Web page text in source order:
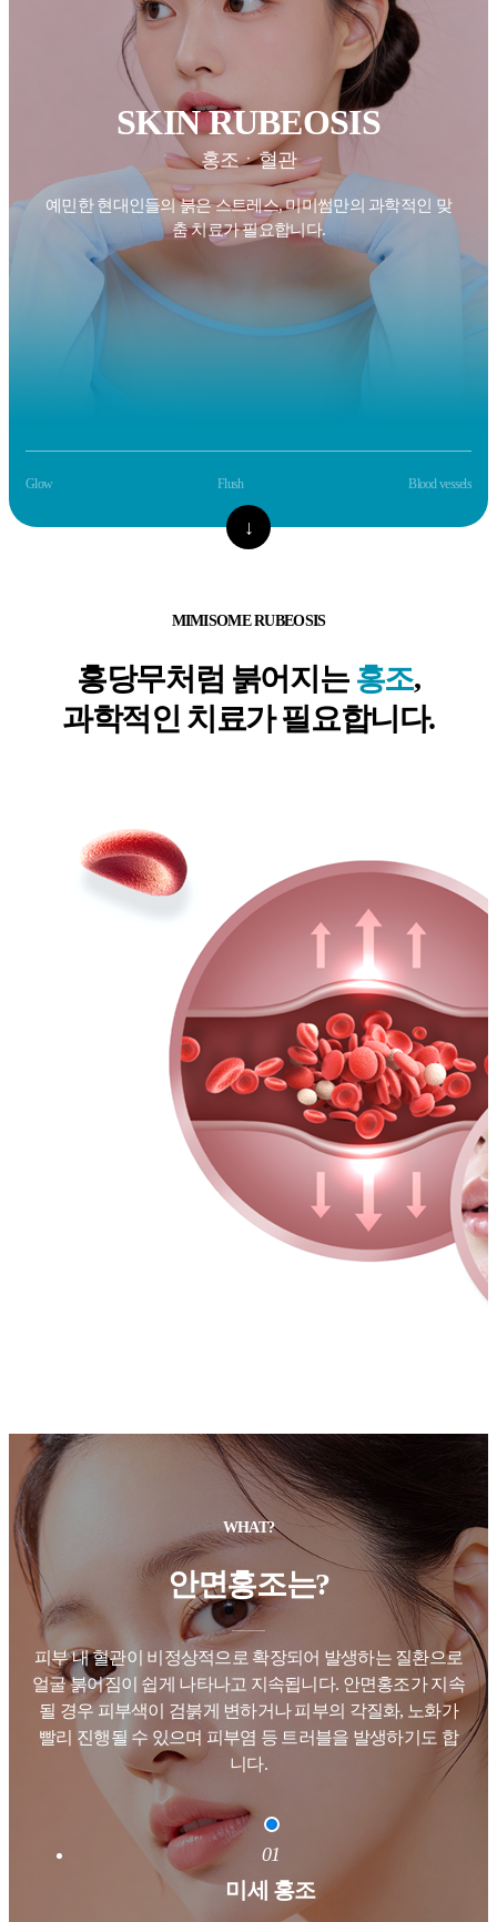
SKIN RUBEOSIS
홍조ㆍ혈관
예민한 현대인들의 붉은 스트레스, 미미썸만의 과학적인 맞
춤 치료가 필요합니다.
Glow Flush Blood vessels
↓
MIMISOME RUBEOSIS
홍당무처럼 붉어지는 홍조,
과학적인 치료가 필요합니다.
WHAT?
안면홍조는?
피부 내 혈관이 비정상적으로 확장되어 발생하는 질환으로
얼굴 붉어짐이 쉽게 나타나고 지속됩니다. 안면홍조가 지속
될 경우 피부색이 검붉게 변하거나 피부의 각질화, 노화가
빨리 진행될 수 있으며 피부염 등 트러블을 발생하기도 합
니다.
01
미세 홍조